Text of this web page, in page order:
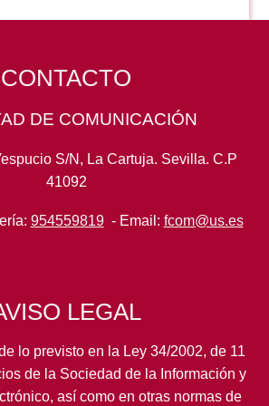
CONTACTO
DE COMUNICACIÓN
S/N, La Cartuja. Sevilla. C.P
41092
954559819- Email: fcom@us.es
LEGAL
lo previsto en la Ley 34/2002, de 11
de la Sociedad de la Información y
así como en otras normas de